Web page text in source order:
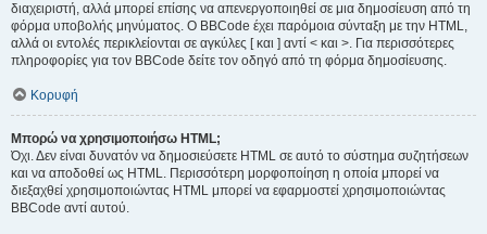
διαχειριστή, αλλά μπορεί επίσης να απενεργοποιηθεί σε μια δημοσίευση από τη
φόρμα υποβολής μηνύματος. Ο BBCode έχει παρόμοια σύνταξη με την HTML,
αλλά οι εντολές περικλείονται σε αγκύλες [ και ] αντί < και >. Για περισσότερες
πληροφορίες για τον BBCode δείτε τον οδηγό από τη φόρμα δημοσίευσης.
Κορυφή
Μπορώ να χρησιμοποιήσω HTML;
Όχι. Δεν είναι δυνατόν να δημοσιεύσετε HTML σε αυτό το σύστημα συζητήσεων
και να αποδοθεί ως HTML. Περισσότερη μορφοποίηση η οποία μπορεί να
διεξαχθεί χρησιμοποιώντας HTML μπορεί να εφαρμοστεί χρησιμοποιώντας
BBCode αντί αυτού.